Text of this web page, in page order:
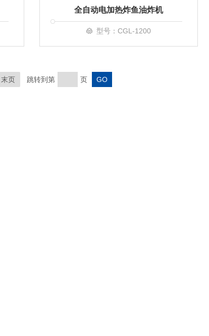
全自动电加热炸鱼油炸机
型号：CGL-1200
末页 跳转到第 页